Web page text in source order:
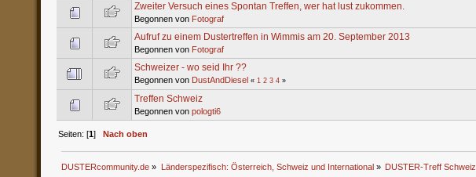
Zweiter Versuch eines Spontan Treffen, wer hat lust zukommen.
Begonnen von Fotograf
Aufruf zu einem Dustertreffen in Wimmis am 20. September 2013
Begonnen von Fotograf
Schweizer - wo seid Ihr ??
Begonnen von DustAndDiesel « 1 2 3 4 »
Treffen Schweiz
Begonnen von pologti6
Seiten: [1]Nach oben
DUSTERcommunity.de » Länderspezifisch: Österreich, Schweiz und International » DUSTER-Treff Schweiz